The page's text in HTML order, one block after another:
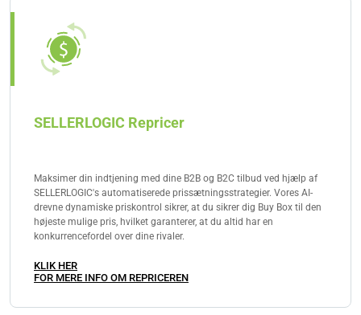
SELLERLOGIC Repricer
Maksimer din indtjening med dine B2B og B2C tilbud ved hjælp af
SELLERLOGIC's automatiserede prissætningsstrategier. Vores AI-
drevne dynamiske priskontrol sikrer, at du sikrer dig Buy Box til den
højeste mulige pris, hvilket garanterer, at du altid har en
konkurrencefordel over dine rivaler.
KLIK HER
FOR MERE INFO OM REPRICEREN